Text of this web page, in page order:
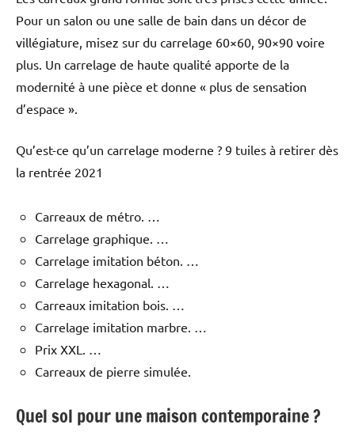
Pour un salon ou une salle de bain dans un décor de
villégiature, misez sur du carrelage 60×60, 90×90 voire
plus. Un carrelage de haute qualité apporte de la
modernité à une pièce et donne « plus de sensation
d’espace ».
Qu’est-ce qu’un carrelage moderne ? 9 tuiles à retirer dès
la rentrée 2021
Carreaux de métro. …
Carrelage graphique. …
Carrelage imitation béton. …
Carrelage hexagonal. …
Carreaux imitation bois. …
Carrelage imitation marbre. …
Prix ​​XXL. …
Carreaux de pierre simulée.
Quel sol pour une maison contemporaine ?